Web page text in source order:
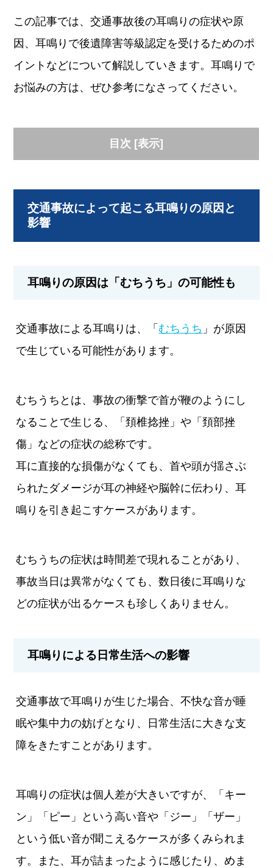
この記事では、交通事故後の耳鳴りの症状や原
因、耳鳴りで後遺障害等級認定を受けるためのポ
イントなどについて解説していきます。耳鳴りで
お悩みの方は、ぜひ参考になさってください。
目次 [表示]
交通事故によって起こる耳鳴りの原因と
影響
耳鳴りの原因は「むちうち」の可能性も
交通事故による耳鳴りは、「 むちうち 」が原因
で生じている可能性があります。
むちうちとは、事故の衝撃で首が鞭のようにし
なることで生じる、「頚椎捻挫」や「頚部挫
傷」などの症状の総称です。
耳に直接的な損傷がなくても、首や頭が揺さぶ
られたダメージが耳の神経や脳幹に伝わり、耳
鳴りを引き起こすケースがあります。
むちうちの症状は時間差で現れることがあり、
事故当日は異常がなくても、数日後に耳鳴りな
どの症状が出るケースも珍しくありません。
耳鳴りによる日常生活への影響
交通事故で耳鳴りが生じた場合、不快な音が睡
眠や集中力の妨げとなり、日常生活に大きな支
障をきたすことがあります。
耳鳴りの症状は個人差が大きいですが、「キー
ン」「ピー」という高い音や「ジー」「ザー」
という低い音が聞こえるケースが多くみられま
す。また、耳が詰まったように感じたり、めま